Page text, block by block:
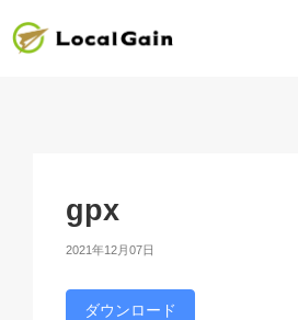
gpx
2021年12月07日
ダウンロード